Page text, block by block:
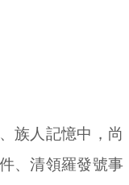
族人記憶中，尚
、清領羅發號事